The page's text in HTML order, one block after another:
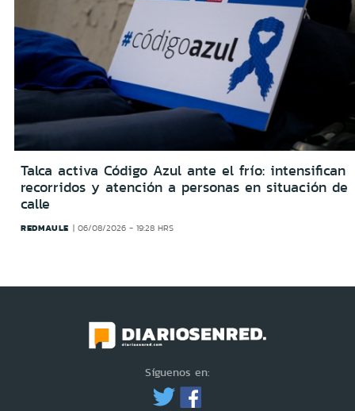
Talca activa Código Azul ante el frío: intensifican
recorridos y atención a personas en situación de
calle
REDMAULE 06/08/2026 - 19:28 HRS
Síguenos en: